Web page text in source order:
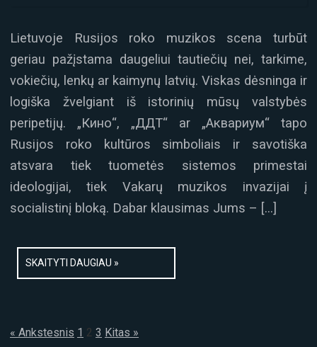
Lietuvoje Rusijos roko muzikos scena turbūt
geriau pažįstama daugeliui tautiečių nei, tarkime,
vokiečių, lenkų ar kaimynų latvių. Viskas dėsninga ir
logiška žvelgiant iš istorinių mūsų valstybės
peripetijų. „Кино“, „ДДТ“ ar „Аквариум“ tapo
Rusijos roko kultūros simboliais ir savotiška
atsvara tiek tuometės sistemos primestai
ideologijai, tiek Vakarų muzikos invazijai į
socialistinį bloką. Dabar klausimas Jums – […]
SKAITYTI DAUGIAU »
« Ankstesnis 1 2 3 Kitas »